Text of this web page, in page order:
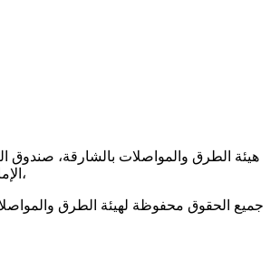
جميع الحقوق محفوظة لهيئة الطرق والمواصلات